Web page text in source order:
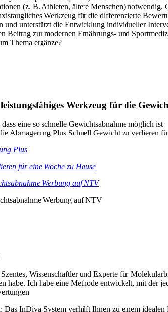
(z. B. Athleten, ältere Menschen)
Werkzeug für die differenzierte
und unterstützt die Entwicklung individueller
Beitrag zur modernen Ernährungs‑ und
Thema ergänze?
Werkzeug für die
eine so schnelle Gewichtsabnahme möglich
Abmagerung Plus Schnell Gewicht zu verlieren
Plus
für eine Woche zu Hause
Werbung auf NTV
Werbung auf NTV
Wissenschaftler und Experte für
habe. Ich habe eine Methode entwickelt, mit der
Das InDiva‑System verhilft Ihnen zu einem idealen